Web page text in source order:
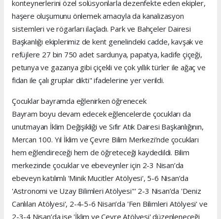
konteynerlerini özel solüsyonlarla dezenfekte eden ekipler,
haşere oluşumunu önlemek amacıyla da kanalizasyon
sistemleri ve rögarları ilaçladı. Park ve Bahçeler Dairesi
Başkanlığı ekiplerimiz de kent genelindeki cadde, kavşak ve
refüjlere 27 bin 750 adet sardunya, papatya, kadife çiçeği,
petunya ve gazanya gibi çiçekli ve çok yıllık türler ile ağaç ve
fidan ile çalı gruplar dikti" ifadelerine yer verildi.
Çocuklar bayramda eğlenirken öğrenecek
Bayram boyu devam edecek eğlencelerde çocukları da
unutmayan İklim Değişikliği ve Sıfır Atık Dairesi Başkanlığının,
Mercan 100. Yıl İklim ve Çevre Bilim Merkezi’nde çocukları
hem eğlendireceği hem de öğreteceği kaydedildi. Bilim
merkezinde çocuklar ve ebeveynler için 2-3 Nisan’da
ebeveyn katılımlı 'Minik Mucitler Atölyesi', 5-6 Nisan’da
'Astronomi ve Uzay Bilimleri Atölyesi"' 2-3 Nisan’da 'Deniz
Canlıları Atölyesi', 2-4-5-6 Nisan’da 'Fen Bilimleri Atölyesi' ve
2-3-4 Nisan’da ise 'İklim ve Çevre Atölyesi' düzenleneceği